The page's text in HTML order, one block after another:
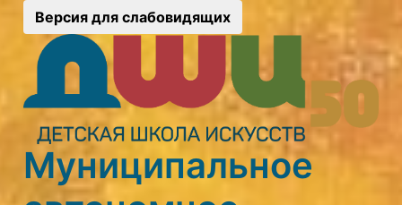
Версия для слабовидящих
Муниципальное